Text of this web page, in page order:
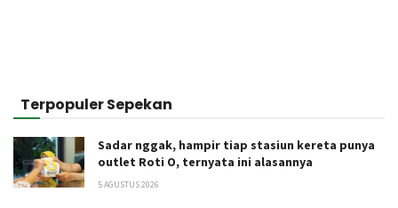
Terpopuler Sepekan
Sadar nggak, hampir tiap stasiun kereta punya
outlet Roti O, ternyata ini alasannya
5 AGUSTUS 2026